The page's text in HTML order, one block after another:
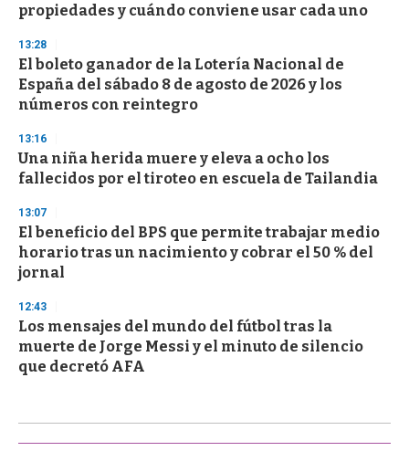
propiedades y cuándo conviene usar cada uno
13:28
El boleto ganador de la Lotería Nacional de
España del sábado 8 de agosto de 2026 y los
números con reintegro
13:16
Una niña herida muere y eleva a ocho los
fallecidos por el tiroteo en escuela de Tailandia
13:07
El beneficio del BPS que permite trabajar medio
horario tras un nacimiento y cobrar el 50 % del
jornal
12:43
Los mensajes del mundo del fútbol tras la
muerte de Jorge Messi y el minuto de silencio
que decretó AFA